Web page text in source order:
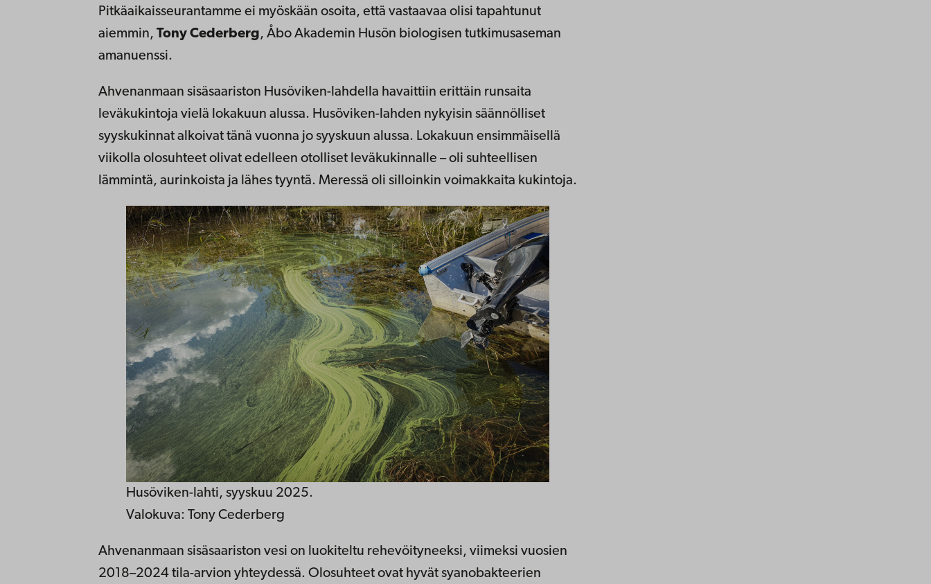
Pitkäaikaisseurantamme ei myöskään osoita, että vastaavaa olisi tapahtunut
aiemmin, Tony Cederberg, Åbo Akademin Husön biologisen tutkimusaseman
amanuenssi.
Ahvenanmaan sisäsaariston Husöviken-lahdella havaittiin erittäin runsaita
leväkukintoja vielä lokakuun alussa. Husöviken-lahden nykyisin säännölliset
syyskukinnat alkoivat tänä vuonna jo syyskuun alussa. Lokakuun ensimmäisellä
viikolla olosuhteet olivat edelleen otolliset leväkukinnalle – oli suhteellisen
lämmintä, aurinkoista ja lähes tyyntä. Meressä oli silloinkin voimakkaita kukintoja.
Husöviken-lahti, syyskuu 2025.
Valokuva: Tony Cederberg
Ahvenanmaan sisäsaariston vesi on luokiteltu rehevöityneeksi, viimeksi vuosien
2018–2024 tila-arvion yhteydessä. Olosuhteet ovat hyvät syanobakteerien